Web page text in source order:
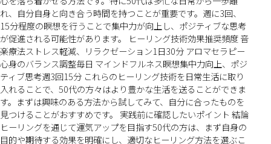
れ、自分自身と向き合う時間を持つことが重要です。週に3回、
15分程度の瞑想を行うことで集中力が向上し、ポジティブな思考
が促進される可能性があります。 ヒーリング技術効果推奨頻度 音
楽療法ストレス軽減、リラクゼーション1日30分 アロマセラピー
心身のバランス調整毎日 マインドフルネス瞑想集中力向上、ポジ
ティブ思考週3回15分 これらのヒーリング技術を日常生活に取り
入れることで、50代の方々はより豊かな生活を送ることができま
す。まずは興味のある方法から試してみて、自分に合ったものを
見つけることがおすすめです。 実践前に確認したいポイント 結論
ヒーリングを通じて運気アップを目指す50代の方は、まず自身の
目的や期待する効果を明確にし、適切なヒーリング方法を選ぶこ